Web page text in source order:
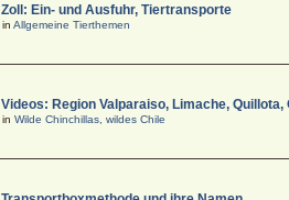
Zoll: Ein- und Ausfuhr, Tiertransporte
inAllgemeine Tierthemen
Videos: Region Valparaiso, Limache, Quillota,
inWilde Chinchillas, wildes Chile